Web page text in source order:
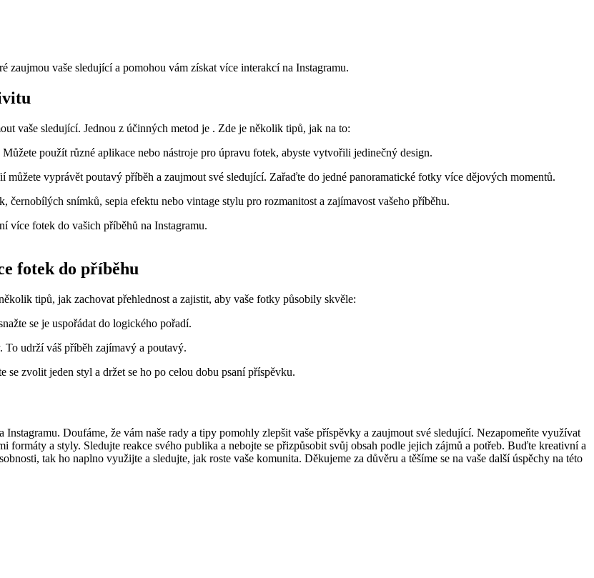
vaše sledující a pomohou vám získat více interakcí ‌na Instagramu.
vaše sledující. Jednou z‍ účinných metod je⁤ . Zde ‍je několik tipů, jak na to:
použít různé aplikace nebo nástroje pro úpravu fotek, abyste vytvořili jedinečný design.
můžete vyprávět poutavý příběh a zaujmout své sledující. Zařaďte do jedné panoramatické fotky více dějových ⁢momentů.
černobílých snímků, sepia efektu nebo vintage stylu pro rozmanitost a zajímavost vašeho příběhu.
více fotek do vašich příběhů na Instagramu.
fotek do příběhu
tipů, jak ⁢zachovat přehlednost a zajistit, aby vaše fotky⁢ působily skvěle:
se je uspořádat do‌ logického pořadí.
udrží váš příběh zajímavý a poutavý.
se zvolit jeden styl a držet se ho po celou dobu psaní příspěvku.
Doufáme, že vám naše rady a tipy pomohly zlepšit vaše příspěvky a zaujmout své sledující. Nezapomeňte využívat
formáty ‌a styly. Sledujte reakce svého publika a nebojte se přizpůsobit svůj obsah podle jejich zájmů a potřeb. Buďte kreativní a
tak ho naplno využijte a sledujte, ​jak⁤ roste vaše komunita. Děkujeme za důvěru⁣ a těšíme ‍se na vaše další úspěchy na této